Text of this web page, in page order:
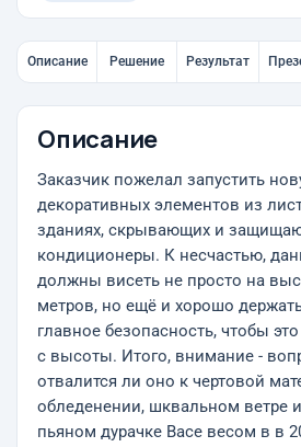
Описание Решение Результат
Описание
Заказчик пожелал запустить
декоративных элементов из
зданиях, скрывающих и
кондиционеры. К несчастью,
должны висеть не просто на
метров, но ещё и хорошо
главное безопасность, чтобы
с высоты. Итого, внимание -
отвалится ли оно к чертовой
обледенении, шквальном ветре
пьяном дурачке Васе весом в в